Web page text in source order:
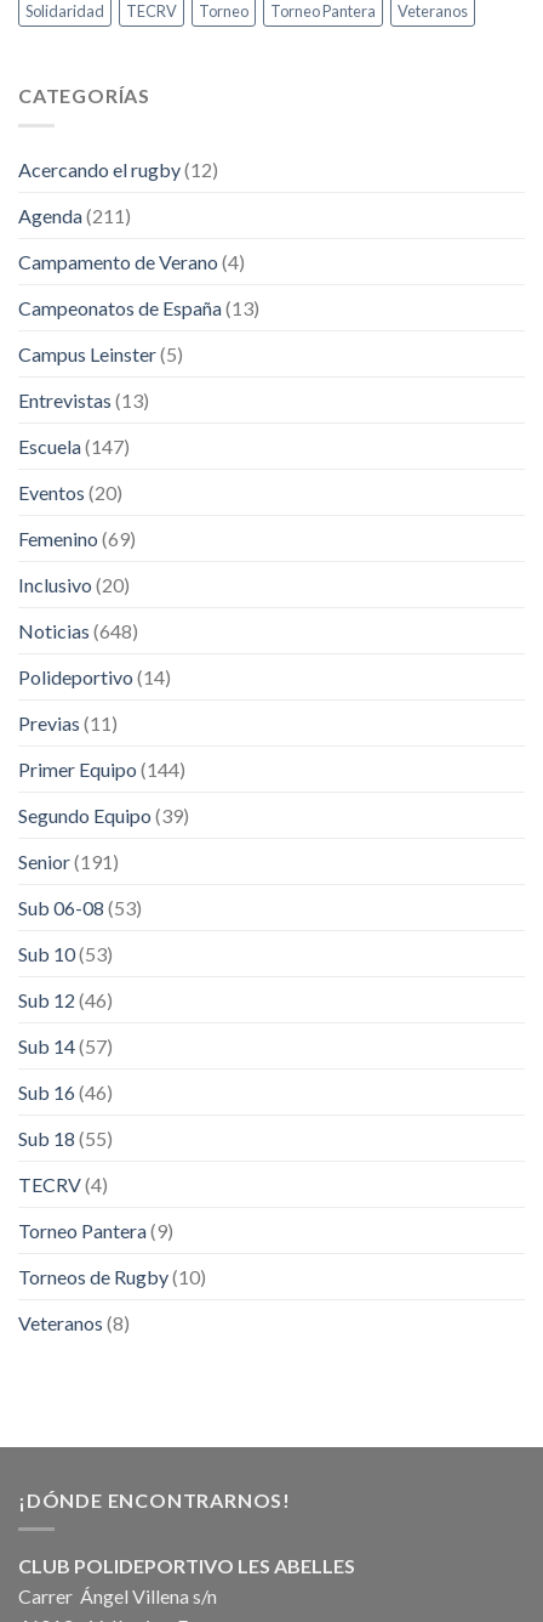
Solidaridad
TECRV Torneo Torneo Pantera Veteranos
CATEGORÍAS
Acercando el rugby(12)
Agenda(211)
Campamento de Verano (4)
Campeonatos de España(13)
Campus Leinster(5)
Entrevistas (13)
Escuela(147)
Eventos (20)
Femenino (69)
Inclusivo (20)
Noticias (648)
Polideportivo (14)
Previas (11)
Primer Equipo (144)
Segundo Equipo (39)
Senior(191)
Sub 06-08 (53)
Sub 10(53)
Sub 12 (46)
Sub 14(57)
Sub 16(46)
Sub 18 (55)
TECRV(4)
Torneo Pantera(9)
Torneos de Rugby(10)
Veteranos (8)
¡DÓNDE ENCONTRARNOS!
CLUB POLIDEPORTIVO LES ABELLES
Carrer Ángel Villena s/n